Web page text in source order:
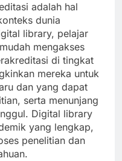
adalah hal
dunia
library, pelajar
mengakses
di tingkat
mereka untuk
dan yang dapat
serta menunjang
Digital library
yang lengkap,
penelitian dan